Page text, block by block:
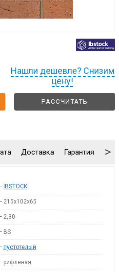
Нашли дешевле? Снизим
цену!
РАССЧИТАТЬ
Доставка Гарантия >
IBSTOCK
215x102x65
2,30
BS
пустотелый
рифлёная